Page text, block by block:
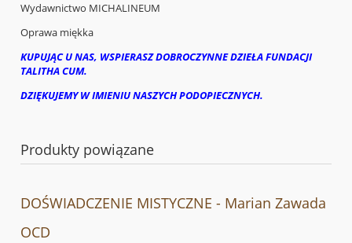
Wydawnictwo MICHALINEUM
Oprawa miękka
KUPUJĄC U NAS, WSPIERASZ DOBROCZYNNE DZIEŁA FUNDACJI
TALITHA CUM.
DZIĘKUJEMY W IMIENIU NASZYCH PODOPIECZNYCH.
Produkty powiązane
DOŚWIADCZENIE MISTYCZNE - Marian Zawada
OCD